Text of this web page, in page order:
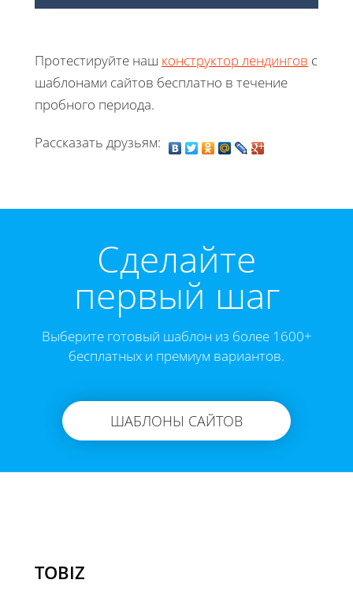
Протестируйте наш конструктор лендингов с
шаблонами сайтов бесплатно в течение
пробного периода.
Рассказать друзьям:
Cделайте
первый шаг
Выберите готовый шаблон из более 1600+
бесплатных и премиум вариантов.
ШАБЛОНЫ САЙТОВ
TOBIZ